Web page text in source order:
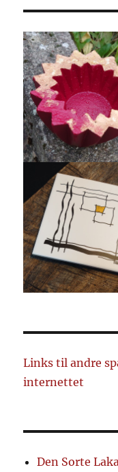
Links til andre
internettet
Den Sorte